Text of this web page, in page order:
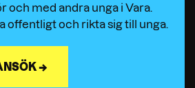
och med andra unga i Vara.
offentligt och rikta sig till unga.
→